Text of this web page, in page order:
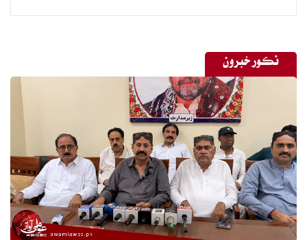
نڪور خبرون